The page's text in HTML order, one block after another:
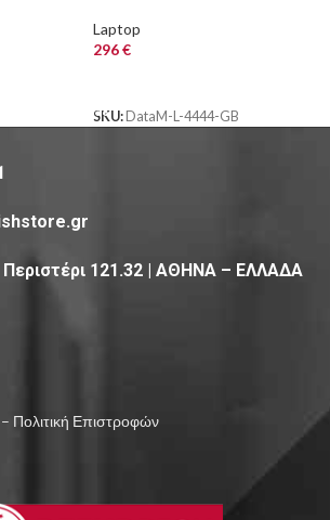
UHD Graphics 620, FreeDOS
Laptop
296€
SKU: DataM-L-4444-GB
Περιστέρι 121.32 | ΑΘΗΝΑ – ΕΛΛΑΔΑ
Πολιτική Επιστροφών